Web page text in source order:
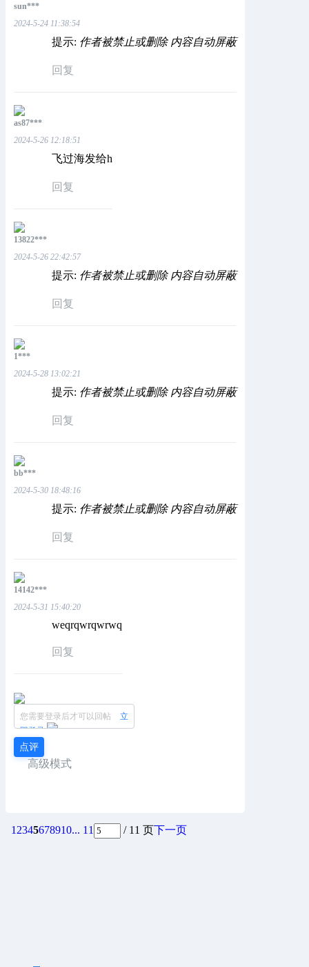
sun***
2024-5-24 11:38:54
提示: 作者被禁止或删除 内容自动屏蔽
回复
as87***
2024-5-26 12:18:51
飞过海发给h
回复
13822***
2024-5-26 22:42:57
提示: 作者被禁止或删除 内容自动屏蔽
回复
1***
2024-5-28 13:02:21
提示: 作者被禁止或删除 内容自动屏蔽
回复
bb***
2024-5-30 18:48:16
提示: 作者被禁止或删除 内容自动屏蔽
回复
14142***
2024-5-31 15:40:20
weqrqwrqwrwq
回复
您需要登录后才可以回帖
立
即登录
点评
高级模式
1 2345678910... 11 / 11 页下一页